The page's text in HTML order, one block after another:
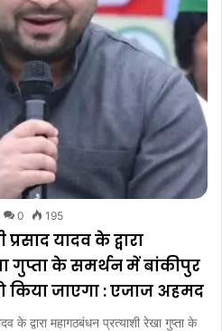
0 195
यादव के द्वारा
गुप्ता के समर्थन में बांकीपुर
किया जाएगा : एजाज अहमद
द्वारा महागठबंधन प्रत्याशी रेखा गुप्ता के